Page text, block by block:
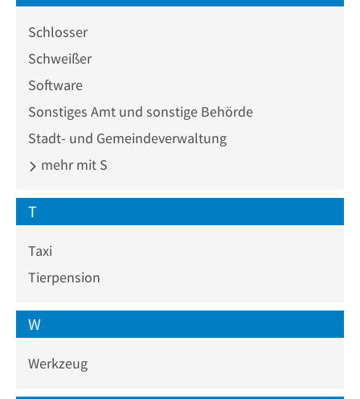
Schlosser
Schweißer
Software
Sonstiges Amt und sonstige Behörde
Stadt- und Gemeindeverwaltung
mehr mit S
T
Taxi
Tierpension
W
Werkzeug